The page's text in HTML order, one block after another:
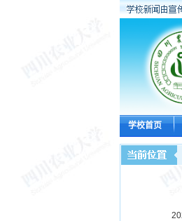
学校首页